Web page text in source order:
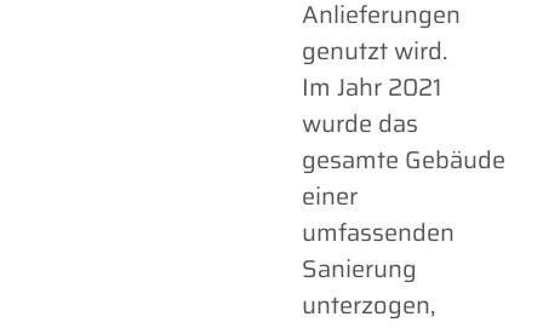
Anlieferungen
genutzt wird.
Im Jahr 2021
wurde das
gesamte Gebäude
einer
umfassenden
Sanierung
unterzogen,